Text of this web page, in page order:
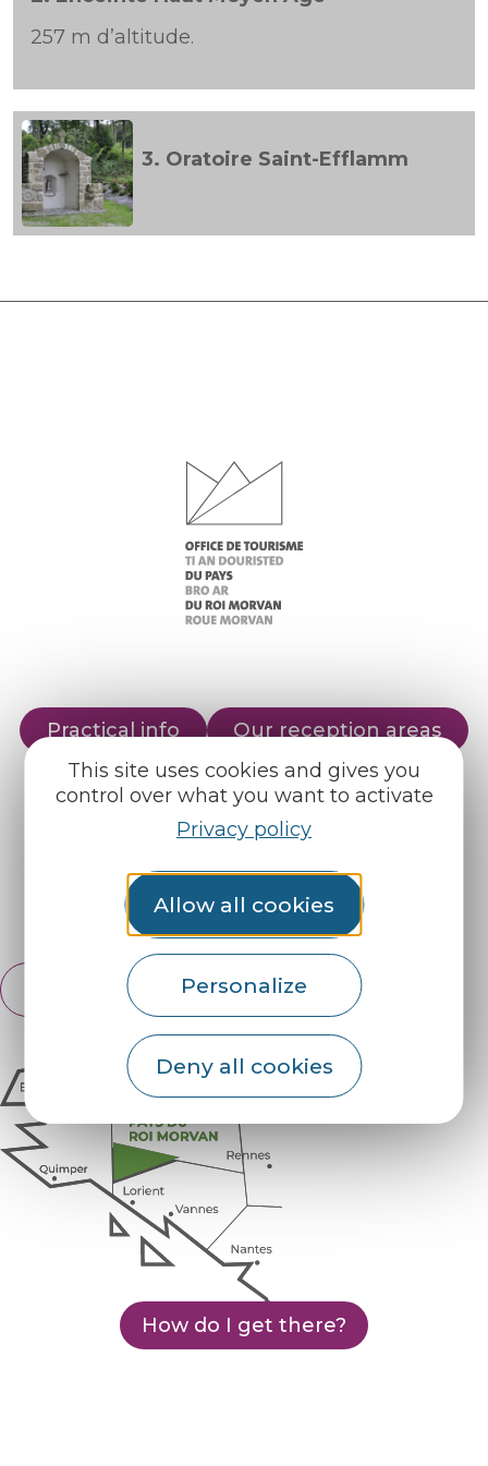
This site uses cookies and gives you
control over what you want to activate
Privacy policy
Allow all cookies
Personalize
Deny all cookies
257 m d’altitude.
3. Oratoire Saint-Efflamm
Practical info
Our reception areas
Our brochures
Weather
Espace pro Partners
English
Français
How do I get there?